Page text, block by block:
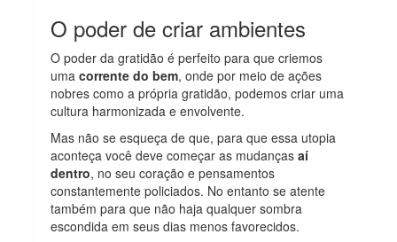
O poder de criar ambientes
O poder da gratidão é perfeito para que criemos
umacorrente do bem, onde por meio de ações
nobres como a própria gratidão, podemos criar uma
cultura harmonizada e envolvente.
Mas não se esqueça de que, para que essa utopia
aconteça você deve começar as mudançasaí
dentro, no seu coração e pensamentos
constantemente policiados. No entanto se atente
também para que não haja qualquer sombra
escondida em seus dias menos favorecidos.